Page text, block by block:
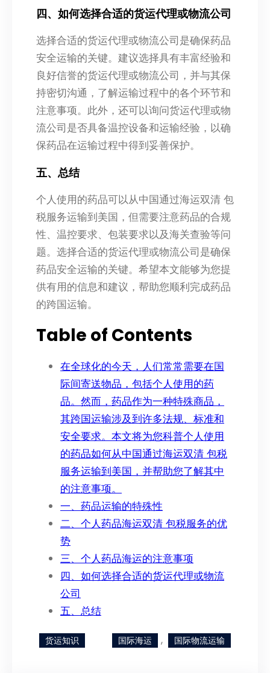
四、如何选择合适的货运代理或物流公司
选择合适的货运代理或物流公司是确保药品
安全运输的关键。建议选择具有丰富经验和
良好信誉的货运代理或物流公司，并与其保
持密切沟通，了解运输过程中的各个环节和
注意事项。此外，还可以询问货运代理或物
流公司是否具备温控设备和运输经验，以确
保药品在运输过程中得到妥善保护。
五、总结
个人使用的药品可以从中国通过海运双清 包
税服务运输到美国，但需要注意药品的合规
性、温控要求、包装要求以及海关查验等问
题。选择合适的货运代理或物流公司是确保
药品安全运输的关键。希望本文能够为您提
供有用的信息和建议，帮助您顺利完成药品
的跨国运输。
Table of Contents
在全球化的今天，人们常常需要在国
际间寄送物品，包括个人使用的药
品。然而，药品作为一种特殊商品，
其跨国运输涉及到许多法规、标准和
安全要求。本文将为您科普个人使用
的药品如何从中国通过海运双清 包税
服务运输到美国，并帮助您了解其中
的注意事项。
一、药品运输的特殊性
二、个人药品海运双清 包税服务的优
势
三、个人药品海运的注意事项
四、如何选择合适的货运代理或物流
公司
五、总结
货运知识 国际海运 , 国际物流运输